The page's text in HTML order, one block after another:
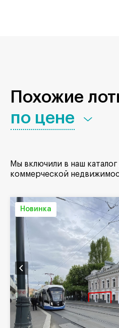
Похожие
по цене
Мы включили в наш
коммерческой
Новинка